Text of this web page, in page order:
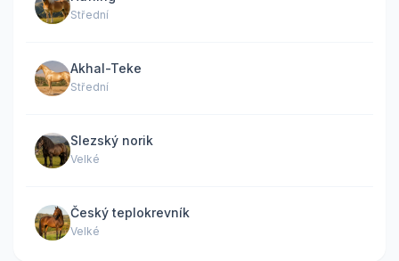
Střední
Akhal-Teke
Střední
Slezský norik
Velké
Český teplokrevník
Velké